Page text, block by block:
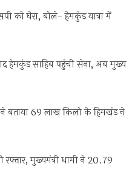
को घेरा, बोले- हेमकुंड यात्रा में
हेमकुंड साहिब पहुंची सेना, अब मुख्य
बताया 69 लाख किलो के हिमखंड ने
मुख्यमंत्री धामी ने 20.79